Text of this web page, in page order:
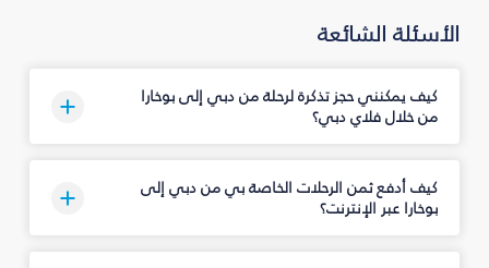
الأسئلة الشائعة
كيف يمكنني حجز تذكرة لرحلة من دبي إلى بوخارا
من خلال فلاي دبي؟
كيف أدفع ثمن الرحلات الخاصة بي من دبي إلى
بوخارا عبر الإنترنت؟